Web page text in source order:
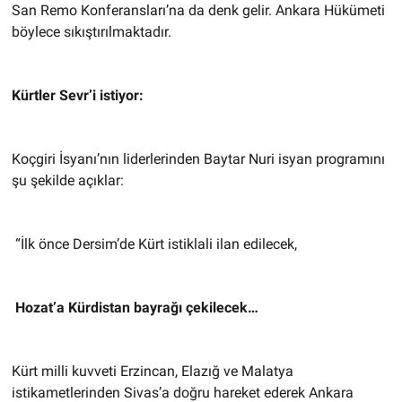
San Remo Konferansları’na da denk gelir. Ankara Hükümeti
böylece sıkıştırılmaktadır.
Kürtler Sevr’i istiyor:
Koçgiri İsyanı’nın liderlerinden Baytar Nuri isyan programını
şu şekilde açıklar:
“İlk önce Dersim’de Kürt istiklali ilan edilecek,
Hozat’a Kürdistan bayrağı çekilecek…
Kürt milli kuvveti Erzincan, Elazığ ve Malatya
istikametlerinden Sivas’a doğru hareket ederek Ankara